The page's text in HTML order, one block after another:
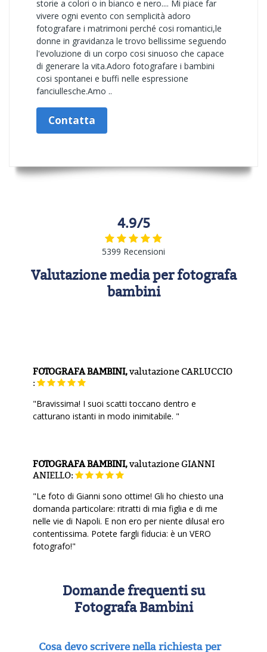
storie a colori o in bianco e nero.... Mi piace far
vivere ogni evento con semplicità adoro
fotografare i matrimoni perché cosi romantici,le
donne in gravidanza le trovo bellissime seguendo
l'evoluzione di un corpo cosi sinuoso che capace
di generare la vita.Adoro fotografare i bambini
cosi spontanei e buffi nelle espressione
fanciullesche.Amo ..
Contatta
4.9/5
5399 Recensioni
Valutazione media per fotografa
bambini
FOTOGRAFA BAMBINI,valutazioneCARLUCCIO
:
"Bravissima! I suoi scatti toccano dentro e
catturano istanti in modo inimitabile. "
FOTOGRAFA BAMBINI,valutazioneGIANNI
ANIELLO:
"Le foto di Gianni sono ottime! Gli ho chiesto una
domanda particolare: ritratti di mia figlia e di me
nelle vie di Napoli. E non ero per niente dilusa! ero
contentissima. Potete fargli fiducia: è un VERO
fotografo!"
Domande frequenti su
Fotografa Bambini
Cosa devo scrivere nella richiesta per